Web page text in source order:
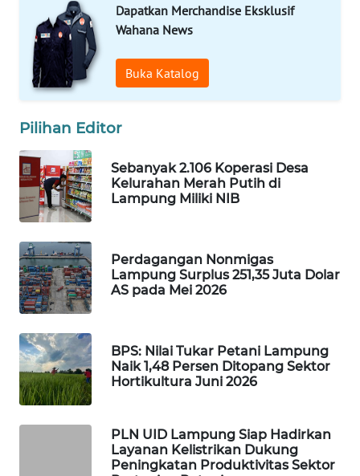
Dapatkan Merchandise Eksklusif
Wahana News
Buka Katalog
Pilihan Editor
Sebanyak 2.106 Koperasi Desa
Kelurahan Merah Putih di
Lampung Miliki NIB
Perdagangan Nonmigas
Lampung Surplus 251,35 Juta Dolar
AS pada Mei 2026
BPS: Nilai Tukar Petani Lampung
Naik 1,48 Persen Ditopang Sektor
Hortikultura Juni 2026
PLN UID Lampung Siap Hadirkan
Layanan Kelistrikan Dukung
Peningkatan Produktivitas Sektor
WAHANANEWS
ID
CO ID
WAHANANEWS
NET
SPORT
WAHANA
UMKM
WAHANA
SELEB
WAHANA
PERSONA